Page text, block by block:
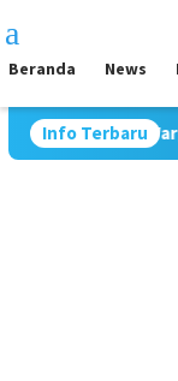
ke
konten
Mobile
Beranda News
Info Terbaru
Warga Cegah